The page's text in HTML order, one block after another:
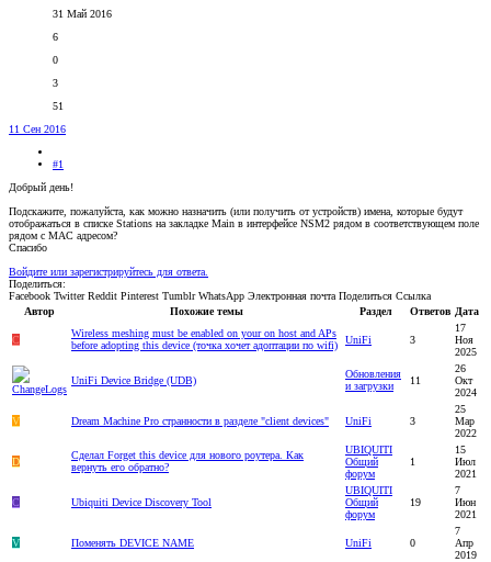
31 Май 2016
6
0
3
51
11 Сен 2016
#1
Добрый день!
Подскажите, пожалуйста, как можно назначить (или получить от устройств) имена, которые будут
отображаться в списке Stations на закладке Main в интерфейсе NSM2 рядом в соответствующем поле
рядом с MAC адресом?
Спасибо
Войдите или зарегистрируйтесь для ответа.
Поделиться:
Facebook Twitter Reddit Pinterest Tumblr WhatsApp Электронная почта Поделиться Ссылка
Автор
Похожие темы Раздел Ответов Дата
C
Wireless meshing must be enabled on your on host and APs
before adopting this device (точка хочет адоптации по wifi)
UniFi 3
17
Ноя
2025
UniFi Device Bridge (UDB)
Обновления
и загрузки
11
26
Окт
2024
V Dream Machine Pro странности в разделе "client devices" UniFi 3
25
Мар
2022
D
Сделал Forget this device для нового роутера. Как
вернуть его обратно?
UBIQUITI
Общий
форум
1
15
Июл
2021
C Ubiquiti Device Discovery Tool
UBIQUITI
Общий
форум
19
7
Июн
2021
V Поменять DEVICE NAME UniFi 0
7
Апр
2019